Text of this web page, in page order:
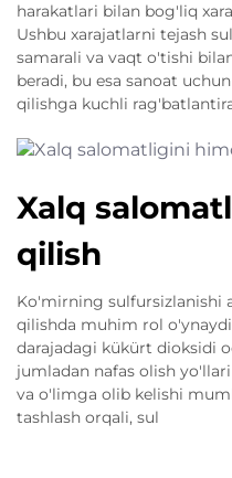
harakatlari bilan bog'liq
Ushbu xarajatlarni tejash
samarali va vaqt o'tishi
beradi, bu esa sanoat
qilishga kuchli
Xalq
qilish
Ko'mirning sulfursizlanishi
qilishda muhim rol
darajadagi kükürt dioksidi
jumladan nafas olish
va o'limga olib kelishi
tashlash orqali, sul